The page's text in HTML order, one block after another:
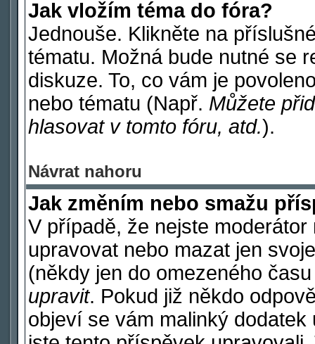
Jak vložím téma do fóra?
Jednouše. Klikněte na
tématu. Možná bude nutné se
diskuze. To, co vám je
nebo tématu (Např. Můžete
hlasovat v tomto fóru, atd.).
Návrat nahoru
Jak změním nebo smažu
V případě, že nejste
upravovat nebo mazat jen
(někdy jen do omezeného
upravit. Pokud již někdo
objeví se vám malinký